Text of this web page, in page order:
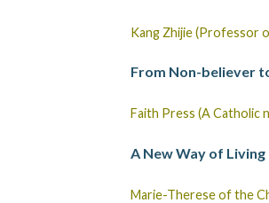
Kang Zhijie (Professor
From Non-believer
Faith Press (A Catholic
A New Way of
Marie-Therese of the